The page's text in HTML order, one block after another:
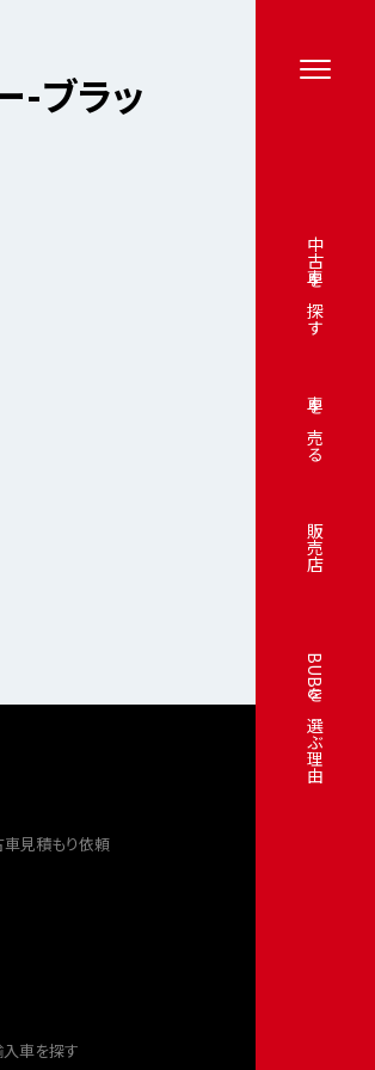
中古車を探す
車を売る
販売店
BUBUを選ぶ理由
-ブラッ
車見積もり依頼
車を探す